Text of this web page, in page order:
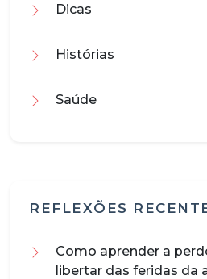
Dicas
Histórias
Saúde
REFLEXÕES
Como aprender a
libertar das feridas da